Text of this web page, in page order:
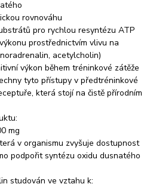
rovnováhu
pro rychlou resyntézu ATP
prostřednictvím vlivu na
acetylcholin)
výkon během tréninkové zátěže
tyto přístupy v předtréninkové
která stojí na čistě přírodním
mg
v organismu zvyšuje dostupnost
podpořit syntézu oxidu dusnatého
studován ve vztahu k: